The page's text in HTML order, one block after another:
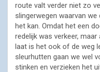
route valt verder niet zo
slingerwegen waarvan
het kan. Omdat het een
redelijk was verkeer,
laat is het ook of de weg
sleurhutten gaan we wel
stinken en verzieken het